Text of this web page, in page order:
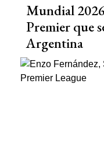
Mundial
Premier que
Argentina